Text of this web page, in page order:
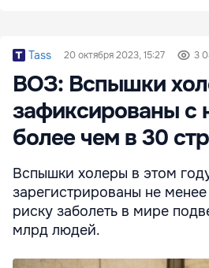
Tass 20 октября 2023, 15:27 3
ВОЗ: Вспышки
зафиксированы с
более чем в 30
Вспышки холеры в этом
зарегистрированы не
риску заболеть в мире
млрд людей.